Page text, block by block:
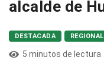
alcalde de
DESTACADA REGIONAL
5 minutos de lectura